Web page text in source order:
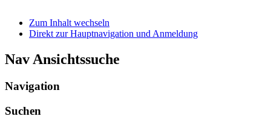
Zum Inhalt wechseln
Direkt zur Hauptnavigation und Anmeldung
Nav Ansichtssuche
Navigation
Suchen